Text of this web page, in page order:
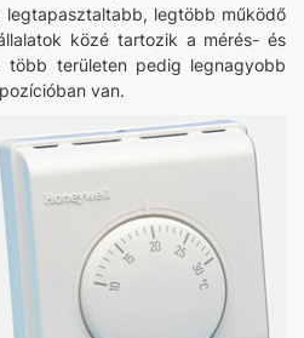
legtapasztaltabb, legtöbb működő
közé tartozik a mérés- és
több területen pedig legnagyobb
van.